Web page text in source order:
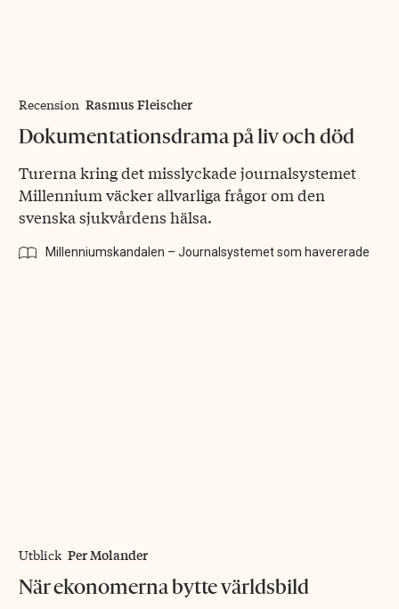
Recension Rasmus Fleischer
Dokumentationsdrama på liv och död
Turerna kring det misslyckade journalsystemet
Millennium väcker allvarliga frågor om den
svenska sjukvårdens hälsa.
Millenniumskandalen – Journalsystemet som havererade
Utblick Per Molander
När ekonomerna bytte världsbild